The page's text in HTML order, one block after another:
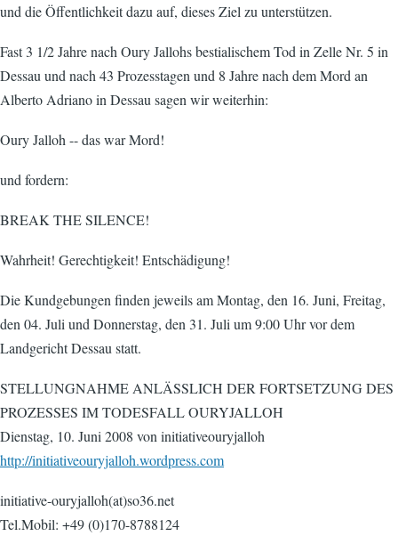
und die Öffentlichkeit dazu auf, dieses Ziel zu unterstützen.
Fast 3 1/2 Jahre nach Oury Jallohs bestialischem Tod in Zelle Nr. 5 in
Dessau und nach 43 Prozesstagen und 8 Jahre nach dem Mord an
Alberto Adriano in Dessau sagen wir weiterhin:
Oury Jalloh -- das war Mord!
und fordern:
BREAK THE SILENCE!
Wahrheit! Gerechtigkeit! Entschädigung!
Die Kundgebungen finden jeweils am Montag, den 16. Juni, Freitag,
den 04. Juli und Donnerstag, den 31. Juli um 9:00 Uhr vor dem
Landgericht Dessau statt.
STELLUNGNAHME ANLÄSSLICH DER FORTSETZUNG DES
PROZESSES IM TODESFALL OURYJALLOH
Dienstag, 10. Juni 2008 von initiativeouryjalloh
http://initiativeouryjalloh.wordpress.com
initiative-ouryjalloh(at)so36.net
Tel.Mobil: +49 (0)170-8788124